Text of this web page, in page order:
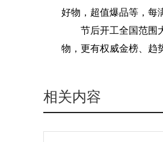
好物，超值爆品等，每
节后开工全国范围
物，更有权威金榜、趋
相关内容